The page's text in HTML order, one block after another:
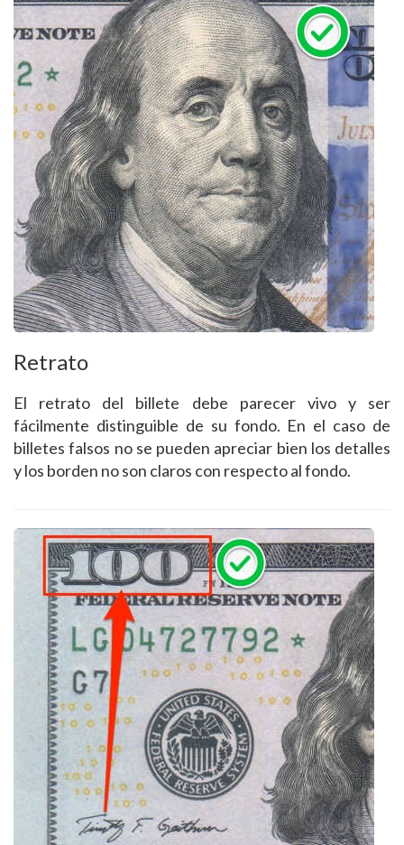
Retrato
El retrato del billete debe parecer vivo y ser
fácilmente distinguible de su fondo. En el caso de
billetes falsos no se pueden apreciar bien los detalles
y los borden no son claros con respecto al fondo.